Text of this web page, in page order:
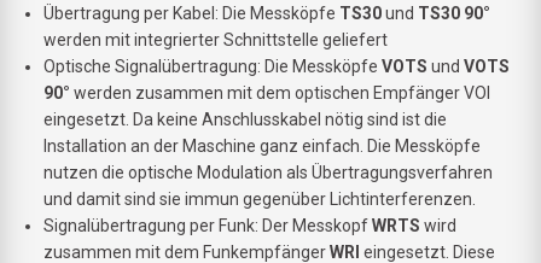
Übertragung per Kabel: Die Messköpfe TS30und TS30 90°
werden mit integrierter Schnittstelle geliefert
Optische Signalübertragung: Die Messköpfe VOTS und VOTS
90° werden zusammen mit dem optischen Empfänger VOI
eingesetzt. Da keine Anschlusskabel nötig sind ist die
Installation an der Maschine ganz einfach. Die Messköpfe
nutzen die optische Modulation als Übertragungsverfahren
und damit sind sie immun gegenüber Lichtinterferenzen.
Signalübertragung per Funk: Der MesskopfWRTS wird
zusammen mit dem FunkempfängerWRI eingesetzt. Diese